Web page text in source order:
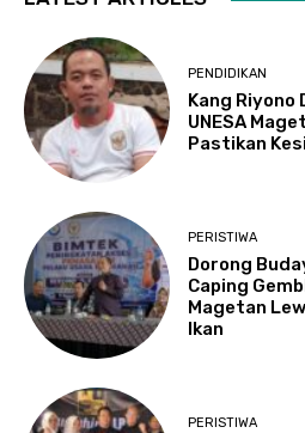
PENDIDIKAN
Kang Riyono
UNESA
Pastikan
PERISTIWA
Dorong
Caping
Magetan
Ikan
PERISTIWA